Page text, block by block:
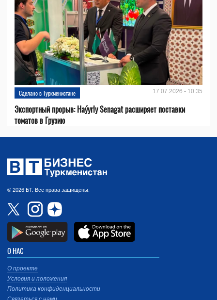
Сделано в Туркменистане 17.07.2026 - 10:35
Экспортный прорыв: Haýyrly Senagat расширяет поставки
томатов в Грузию
© 2026 БТ. Все права защищены.
О НАС
О проекте
Условия и положения
Политика конфиденциальности